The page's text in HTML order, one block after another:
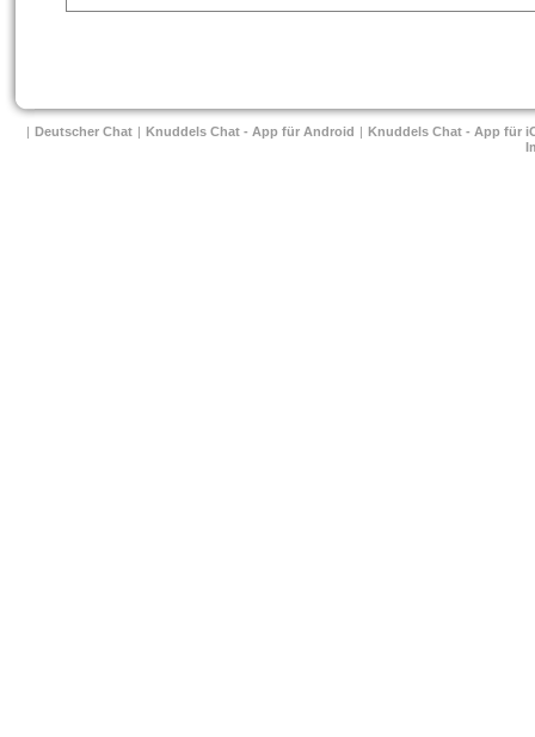
| Deutscher Chat | Knuddels Chat - App für Android | Knuddels Chat - App für